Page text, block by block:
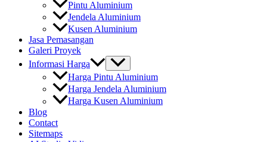
Pintu Aluminium
Jendela Aluminium
Kusen Aluminium
Jasa Pemasangan
Galeri Proyek
Informasi Harga
Harga Pintu Aluminium
Harga Jendela Aluminium
Harga Kusen Aluminium
Blog
Contact
Sitemaps